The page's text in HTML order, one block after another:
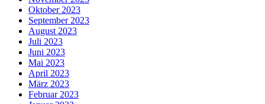
Oktober 2023
September 2023
August 2023
Juli 2023
Juni 2023
Mai 2023
April 2023
März 2023
Februar 2023